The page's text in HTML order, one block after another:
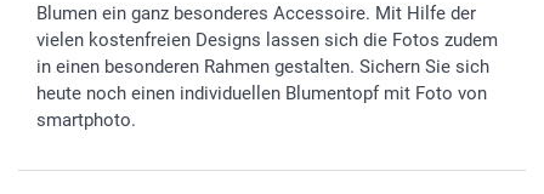
B2B smartbusiness
Widerrufsrecht
Geburt
Zu allen Anlässen
Sitemap
Status der Bestellung
smartfriends
smartgarantie
Blumen ein ganz besonderes Accessoire. Mit Hilfe der
vielen kostenfreien Designs lassen sich die Fotos zudem
in einen besonderen Rahmen gestalten. Sichern Sie sich
heute noch einen individuellen Blumentopf mit Foto von
smartphoto.